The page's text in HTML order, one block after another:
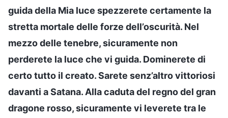
guida della Mia luce spezzerete certamente la
stretta mortale delle forze dell’oscurità. Nel
mezzo delle tenebre, sicuramente non
perderete la luce che vi guida. Dominerete di
certo tutto il creato. Sarete senz’altro vittoriosi
davanti a Satana. Alla caduta del regno del gran
dragone rosso, sicuramente vi leverete tra le